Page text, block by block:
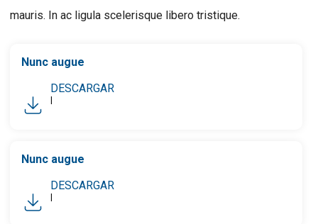
mauris. In ac ligula scelerisque libero tristique.
Nunc augue
DESCARGAR
Nunc augue
DESCARGAR